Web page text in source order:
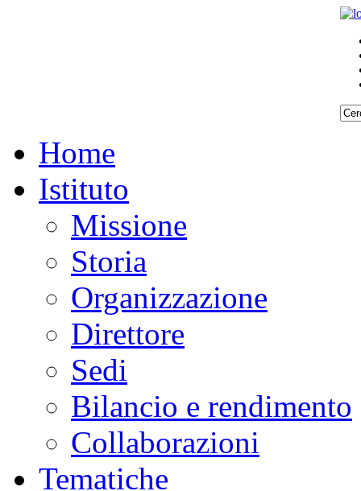
Home
Istituto
Missione
Storia
Organizzazione
Direttore
Sedi
Bilancio e rendimento
Collaborazioni
Tematiche